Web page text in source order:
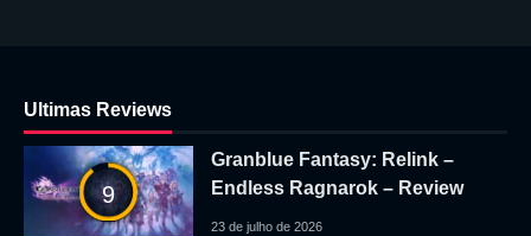
Ultimas Reviews
9
Granblue Fantasy: Relink –
Endless Ragnarok – Review
23 de julho de 2026